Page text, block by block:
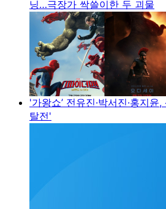
닝…극장가 싹쓸이한 두 괴물
'가왕쇼’ 전유진·박서진·홍지
탈전'